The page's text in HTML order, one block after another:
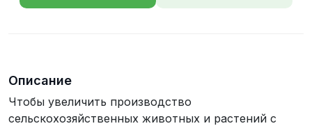
Описание
Чтобы увеличить производство
сельскохозяйственных животных и растений с